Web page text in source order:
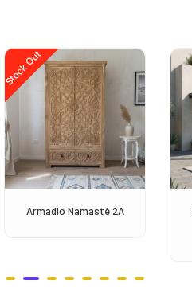
Stock Out
Armadio Namastè 2A